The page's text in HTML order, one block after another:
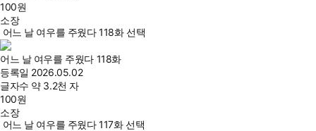
100원
소장
어느 날 여우를 주웠다 118화 선택
어느 날 여우를 주웠다 118화
등록일 2026.05.02
글자수 약 3.2천 자
100원
소장
어느 날 여우를 주웠다 117화 선택